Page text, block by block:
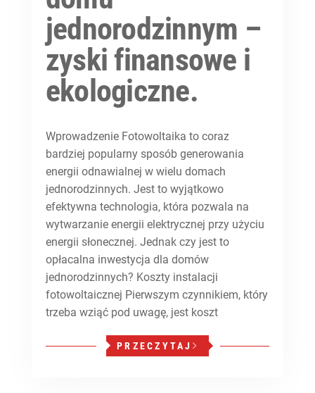
jednorodzinnym –
zyski finansowe i
ekologiczne.
Wprowadzenie Fotowoltaika to coraz
bardziej popularny sposób generowania
energii odnawialnej w wielu domach
jednorodzinnych. Jest to wyjątkowo
efektywna technologia, która pozwala na
wytwarzanie energii elektrycznej przy użyciu
energii słonecznej. Jednak czy jest to
opłacalna inwestycja dla domów
jednorodzinnych? Koszty instalacji
fotowoltaicznej Pierwszym czynnikiem, który
trzeba wziąć pod uwagę, jest koszt
PRZECZYTAJ